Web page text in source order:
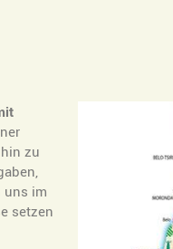
zu
uns im
setzen